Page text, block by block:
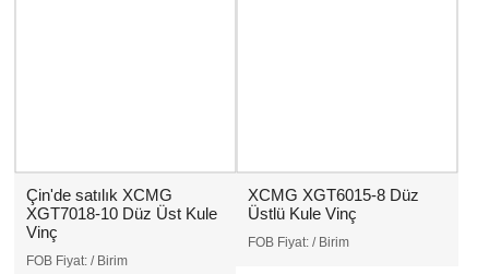
Çin'de satılık XCMG
XGT7018-10 Düz Üst Kule
Vinç
FOB Fiyat: / Birim
XCMG XGT6015-8 Düz
Üstlü Kule Vinç
FOB Fiyat: / Birim